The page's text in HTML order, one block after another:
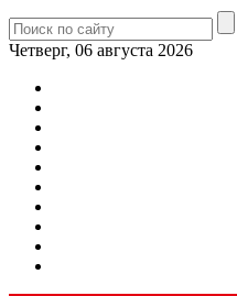
Четверг, 06 августа 2026